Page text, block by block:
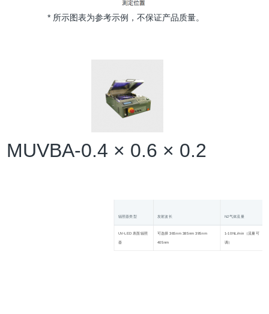
* 所示图表为参考示例，不保证产品质量。
MUVBA-0.4 × 0.6 × 0.2
辐照器类型 发射波长 N2气体流量
UV-LED 表面辐照
器
可选择 365nm 385nm 395nm
405nm
1-10NL/min（流量可
调）